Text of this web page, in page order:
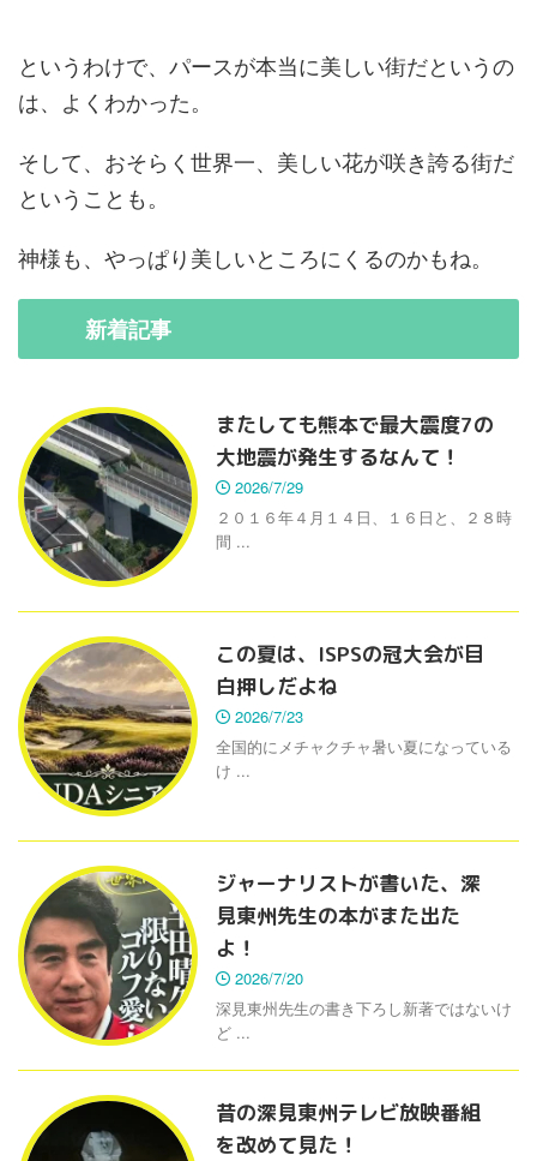
というわけで、パースが本当に美しい街だというの
は、よくわかった。
そして、おそらく世界一、美しい花が咲き誇る街だ
ということも。
神様も、やっぱり美しいところにくるのかもね。
新着記事
またしても熊本で最大震度7の
大地震が発生するなんて！
2026/7/29
２０１６年４月１４日、１６日と、２８時
間 ...
この夏は、ISPSの冠大会が目
白押しだよね
2026/7/23
全国的にメチャクチャ暑い夏になっている
け ...
ジャーナリストが書いた、深
見東州先生の本がまた出た
よ！
2026/7/20
深見東州先生の書き下ろし新著ではないけ
ど ...
昔の深見東州テレビ放映番組
を改めて見た！